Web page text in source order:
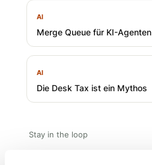
AI
Merge Queue für KI-Agenten
AI
Die Desk Tax ist ein Mythos
Stay in the loop